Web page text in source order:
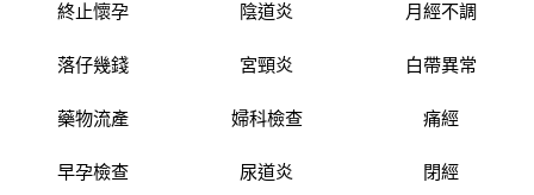
終止懷孕
落仔幾錢
藥物流產
早孕檢查
陰道炎
宮頸炎
婦科檢查
尿道炎
月經不調
白帶異常
痛經
閉經